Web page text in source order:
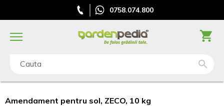
0758.074.800
Cauta
Amendament pentru sol, ZECO, 10 kg